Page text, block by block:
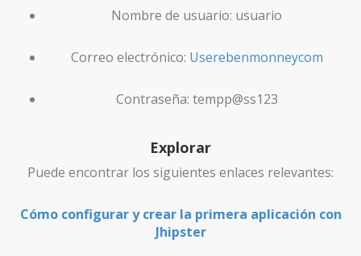
Nombre de usuario: usuario
Correo electrónico: Userebenmonneycom
Contraseña: tempp@ss123
Explorar
Puede encontrar los siguientes enlaces relevantes:
Cómo configurar y crear la primera aplicación con
Jhipster